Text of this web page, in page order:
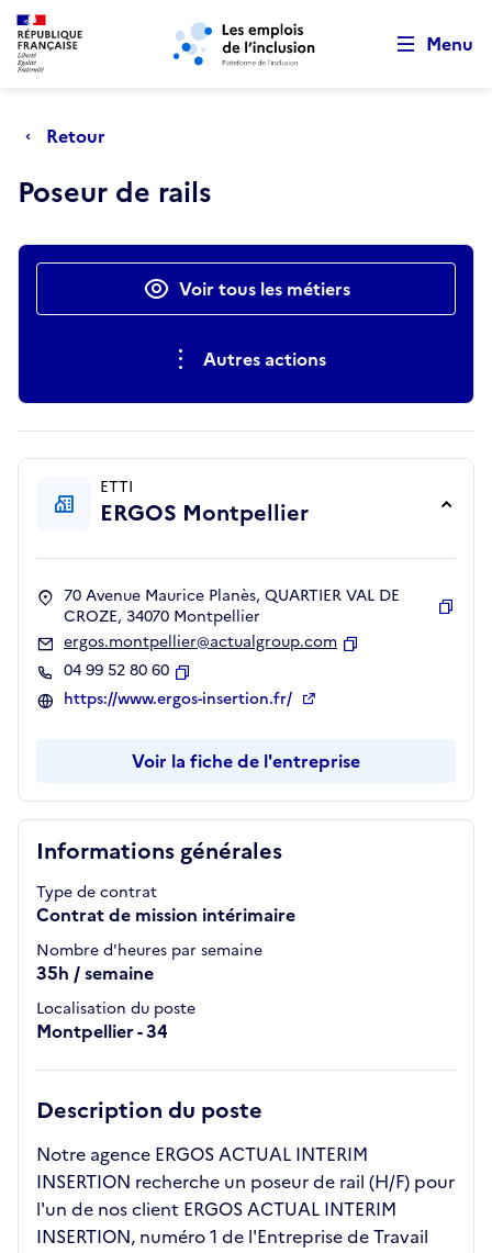
Aller au menu principal Aller au contenu principal
Menu
Retour
Poseur de rails
Actions rapidesVoir tous les métiers
Autres actions
Informations générales
Type de contrat
Contrat de mission intérimaire
Nombre d'heures par semaine
35h / semaine
Localisation du poste
Montpellier - 34
Description du poste
Notre agence ERGOS ACTUAL INTERIM
INSERTION recherche un poseur de rail (H/F) pour
l'un de nos client ERGOS ACTUAL INTERIM
INSERTION, numéro 1 de l'Entreprise de Travail
ETTI
ERGOS Montpellier
70 Avenue Maurice Planès, QUARTIER VAL DE
CROZE, 34070 Montpellier
ergos.montpellier@actualgroup.com
04 99 52 80 60
Copier
https://www.ergos-insertion.fr/
Voir la fiche de l'entreprise
Retour au début de la page
Panneau de gestion des cookies